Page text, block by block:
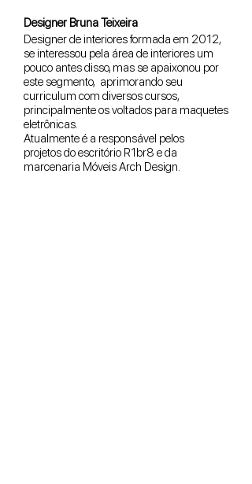
Designer Bruna Teixeira
Designer de interiores formada em 2012,
se interessou pela área de interiores um
pouco antes disso, mas se apaixonou por
este segmento, aprimorando seu
curriculum com diversos cursos,
principalmente os voltados para maquetes
eletrônicas.
Atualmente é a responsável pelos
projetos do escritório R1br8 e da
marcenaria Móveis Arch Design.